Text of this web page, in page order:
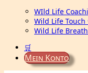
WIld Life
Wild Life Touch
Wild Life
🛒
Mein Konto